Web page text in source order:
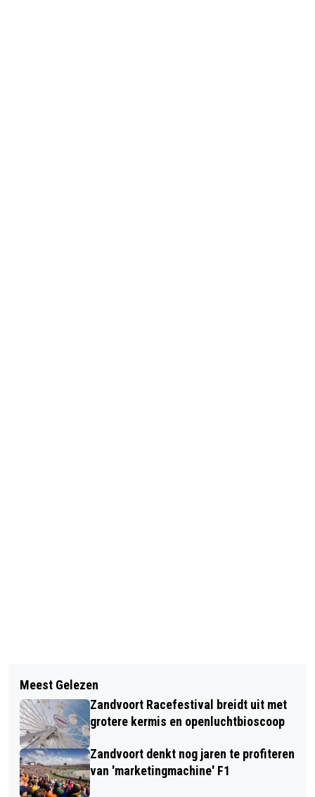
HET WORDT LENTE! OP WOENSDAG
LOKAAL BIJNA 20 GRADEN
VERWACHT
MEER DAN 5.000 INSCHRIJVINGEN
VOOR 30 VAN ZANDVOORT,
DUURZAME OPTIE IN TREK
Meest Gelezen
Zandvoort Racefestival breidt uit met
grotere kermis en openluchtbioscoop
Zandvoort denkt nog jaren te profiteren
van 'marketingmachine' F1